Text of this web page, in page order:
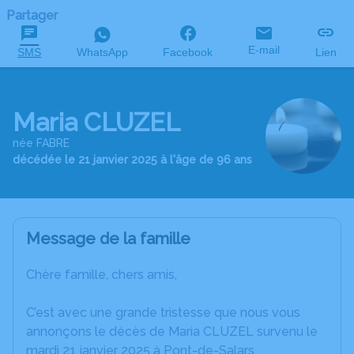
Partager
SMS WhatsApp Facebook E-mail Lien
Maria CLUZEL
née FABRE
décédée le 21 janvier 2025 à l'âge de 96 ans
Message de la famille
Chère famille, chers amis,
C’est avec une grande tristesse que nous vous
annonçons le décès de Maria CLUZEL survenu le
mardi 21 janvier 2025 à Pont-de-Salars.